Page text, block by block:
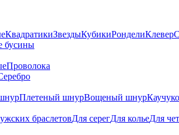
КвадратикиЗвездыКубикиРонделиКлевер
бусины
Проволока
Плетеный шнурВощеный шнур
браслетовДля серегДля кольеДля